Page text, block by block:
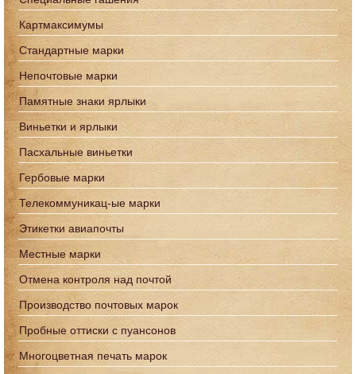
Картмаксимумы
Стандартные марки
Непочтовые марки
Памятные знаки ярлыки
Виньетки и ярлыки
Пасхальные виньетки
Гербовые марки
Телекоммуникац-ые марки
Этикетки авиапочты
Местные марки
Отмена контроля над почтой
Производство почтовых марок
Пробные оттиски с пуансонов
Многоцветная печать марок